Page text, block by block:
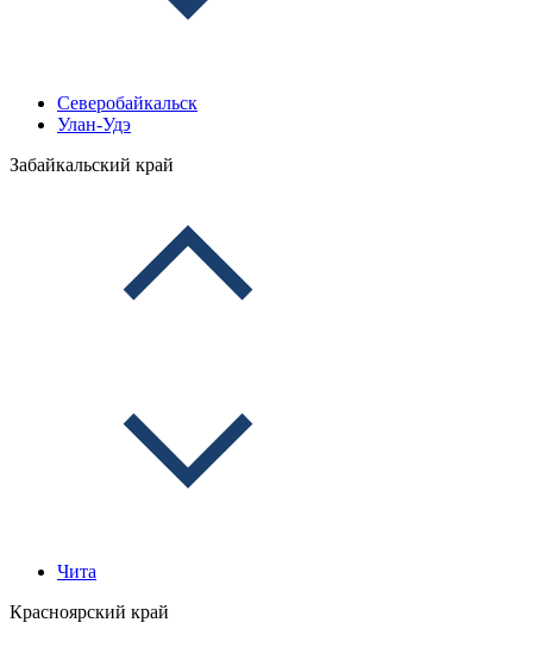
Северобайкальск
Улан-Удэ
Забайкальский край
Чита
Красноярский край